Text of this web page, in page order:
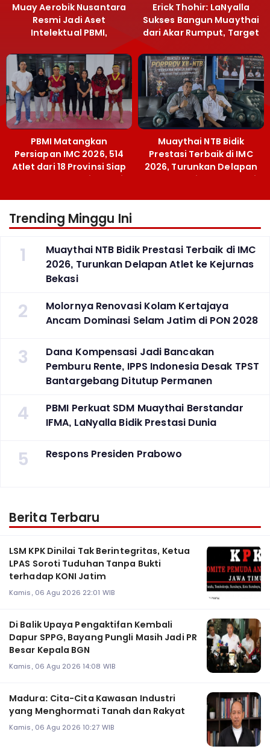
Muay Aerobik Nusantara
Resmi Jadi Aset
Intelektual PBMI,
Terobosan Bangun
Grassroots
Erick Thohir: LaNyalla
Sukses Bangun Muaythai
dari Akar Rumput, Target
PBMI Matangkan
Persiapan IMC 2026, 514
Atlet dari 18 Provinsi Siap
Berlaga Besok di Bekasi
Muaythai NTB Bidik
Prestasi Terbaik di IMC
2026, Turunkan Delapan
Atlet ke Kejurnas Bekasi
Trending Minggu Ini
1
Muaythai NTB Bidik Prestasi Terbaik di IMC
2026, Turunkan Delapan Atlet ke Kejurnas
Bekasi
2
Molornya Renovasi Kolam Kertajaya
Ancam Dominasi Selam Jatim di PON 2028
3
Dana Kompensasi Jadi Bancakan
Pemburu Rente, IPPS Indonesia Desak TPST
Bantargebang Ditutup Permanen
4
PBMI Perkuat SDM Muaythai Berstandar
IFMA, LaNyalla Bidik Prestasi Dunia
5 Respons Presiden Prabowo
Berita Terbaru
LSM KPK Dinilai Tak Berintegritas, Ketua
LPAS Soroti Tuduhan Tanpa Bukti
terhadap KONI Jatim
Kamis, 06 Agu 2026 22:01 WIB
Di Balik Upaya Pengaktifan Kembali
Dapur SPPG, Bayang Pungli Masih Jadi PR
Besar Kepala BGN
Kamis, 06 Agu 2026 14:08 WIB
Madura: Cita-Cita Kawasan Industri
yang Menghormati Tanah dan Rakyat
Kamis, 06 Agu 2026 10:27 WIB